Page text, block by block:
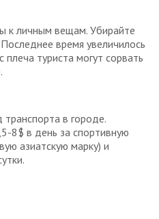
к личным вещам. Убирайте
время увеличилось
плеча туриста могут сорвать
в городе.
8$ в день за спортивную
азиатскую марку) и